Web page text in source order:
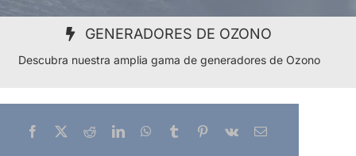
GENERADORES DE OZONO
Descubra nuestra amplia gama de generadores de Ozono